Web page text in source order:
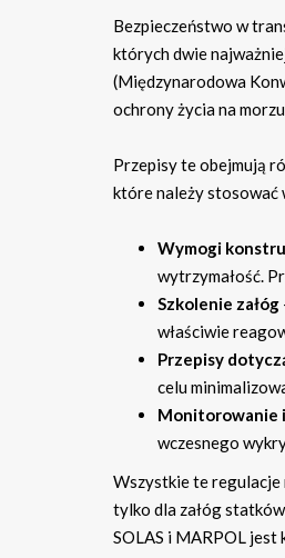
Bezpieczeństwo w
których dwie
(Międzynarodowa
ochrony życia na
Przepisy te obejmują
które należy stosować
Wymogi
wytrzymałość.
Szkolenie załóg
właściwie
Przepisy
celu
Monitorowanie
wczesnego
Wszystkie te regulacje
tylko dla załóg
SOLAS i MARPOL jest